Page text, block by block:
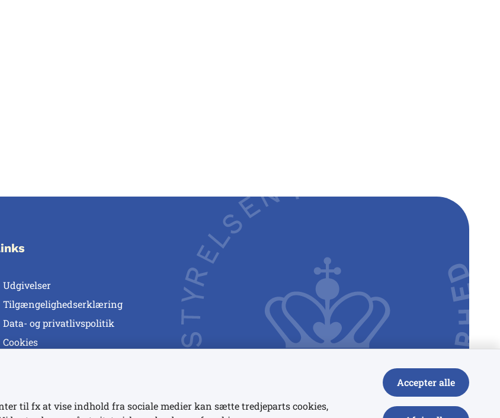
Udgivelser
Tilgængelighedserklæring
Data- og privatlivspolitik
Cookies
til fx at vise indhold fra sociale medier kan sætte tredjeparts cookies,
Accepter alle